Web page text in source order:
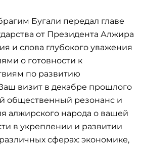
Бугали передал главе
от Президента Алжира
и слова глубокого уважения
о готовности к
по развитию
визит в декабре прошлого
общественный резонанс и
алжирского народа о вашей
в укреплении и развитии
сферах: экономике,